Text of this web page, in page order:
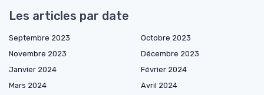
Les articles par date
Septembre 2023
Octobre 2023
Novembre 2023
Décembre 2023
Janvier 2024
Février 2024
Mars 2024
Avril 2024